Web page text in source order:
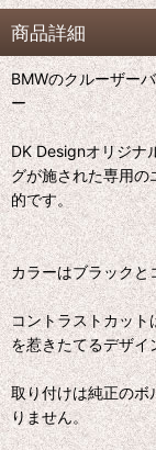
商品詳細
BMWのクルーザー
ー
DK Designオリジナ
グが施された専用の
的です。
カラーはブラックと
コントラストカット
を惹きたてるデザイ
取り付けは純正のボ
りません。